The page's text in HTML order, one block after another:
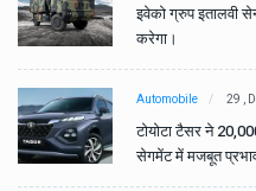
इवेको ग्रुप इतालवी
करेगा।
Automobile 29 ,
टोयोटा टैसर ने
सेगमेंट में मजबूत